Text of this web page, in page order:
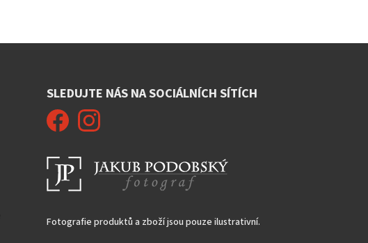
SLEDUJTE NÁS NA SOCIÁLNÍCH SÍTÍCH
Fotografie produktů a zboží jsou pouze ilustrativní.